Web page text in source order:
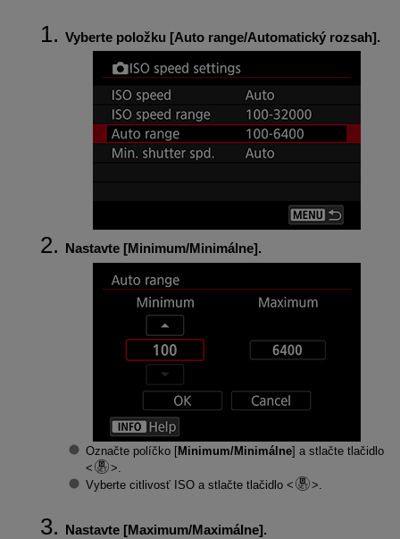
Vyberte položku [Auto range/Automatický rozsah].
Nastavte [Minimum/Minimálne].
Označte políčko [Minimum/Minimálne] a stlačte tlačidlo
Vyberte citlivosť ISO a stlačte tlačidlo
Nastavte [Maximum/Maximálne].